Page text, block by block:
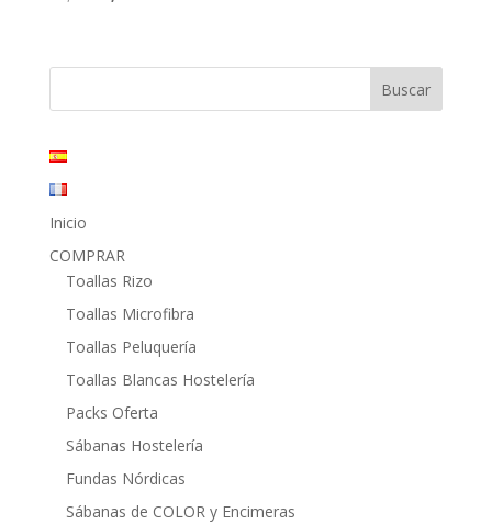
era:
es:
Inicio
COMPRAR
Toallas Rizo
Toallas Microfibra
Toallas Peluquería
Toallas Blancas Hostelería
Packs Oferta
Sábanas Hostelería
Fundas Nórdicas
Sábanas de COLOR y Encimeras